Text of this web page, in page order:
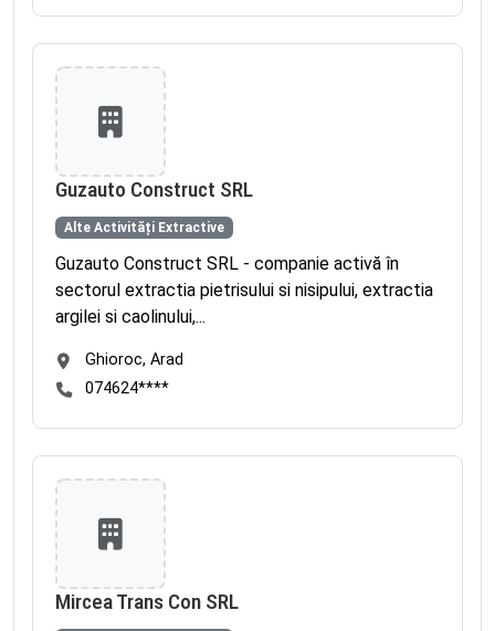
Guzauto Construct SRL
Alte Activități Extractive
Guzauto Construct SRL - companie activă în
sectorul extractia pietrisului si nisipului, extractia
argilei si caolinului,...
Ghioroc, Arad
074624****
Mircea Trans Con SRL